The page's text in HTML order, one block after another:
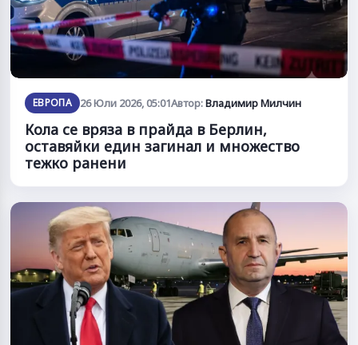
ЕВРОПА 26 Юли 2026, 05:01Автор:Владимир Милчин
Кола се вряза в прайда в Берлин,
оставяйки един загинал и множество
тежко ранени